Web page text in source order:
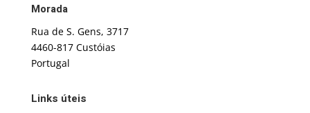
Morada
Rua de S. Gens, 3717
4460-817 Custóias
Portugal
Links úteis